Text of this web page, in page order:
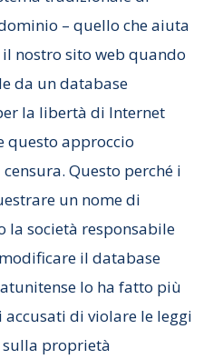
– quello che aiuta
nostro sito web quando
da un database
la libertà di Internet
questo approccio
Questo perché i
un nome di
la società responsabile
il database
lo ha fatto più
di violare le leggi
sulla proprietà